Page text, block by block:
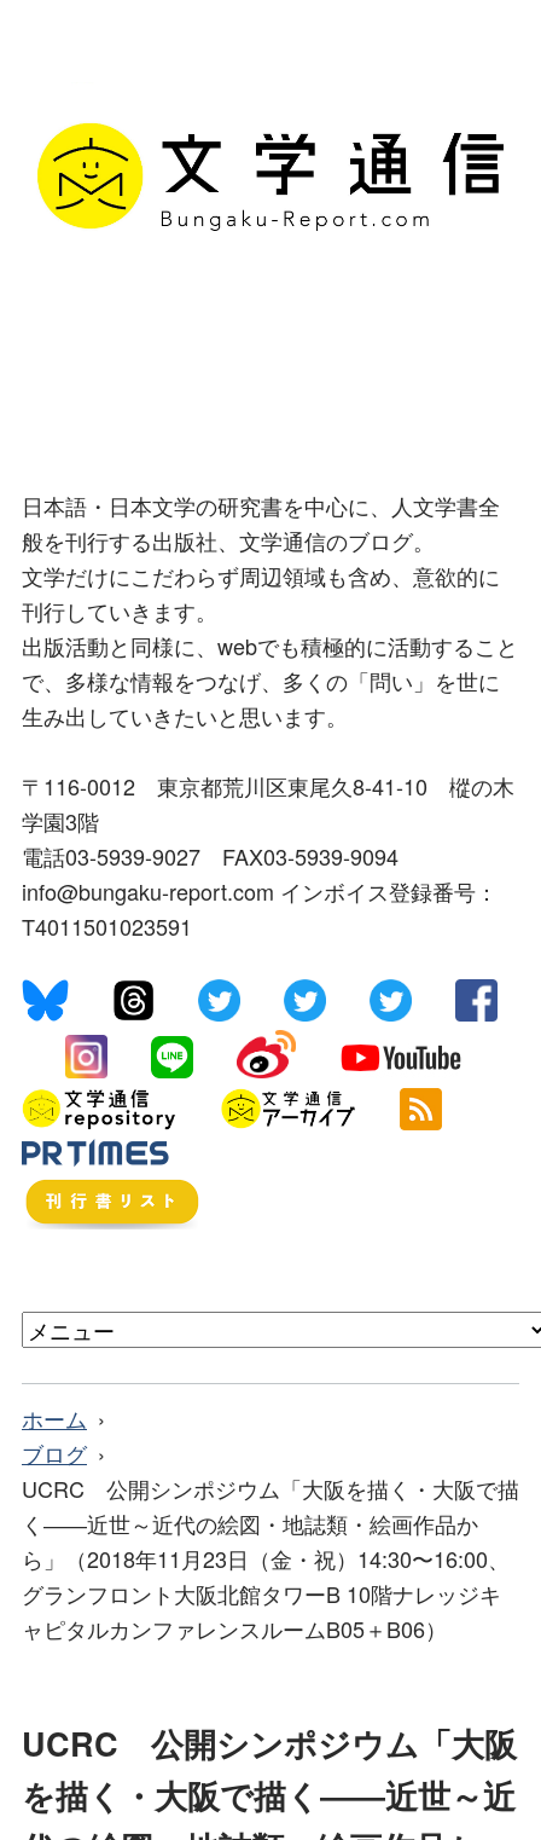
日本語・日本文学の研究書を中心に、人文学書全
般を刊行する出版社、文学通信のブログ。
文学だけにこだわらず周辺領域も含め、意欲的に
刊行していきます。
出版活動と同様に、webでも積極的に活動すること
で、多様な情報をつなげ、多くの「問い」を世に
生み出していきたいと思います。
〒116-0012 東京都荒川区東尾久8-41-10 樅の木
学園3階
電話03-5939-9027 FAX03-5939-9094
info@bungaku-report.com インボイス登録番号：
T4011501023591
ホーム
ブログ
UCRC 公開シンポジウム「大阪を描く・大阪で描
く――近世～近代の絵図・地誌類・絵画作品か
ら」（2018年11月23日（金・祝）14:30〜16:00、
グランフロント大阪北館タワーB 10階ナレッジキ
ャピタルカンファレンスルームB05＋B06）
UCRC 公開シンポジウム「大阪
を描く・大阪で描く――近世～近